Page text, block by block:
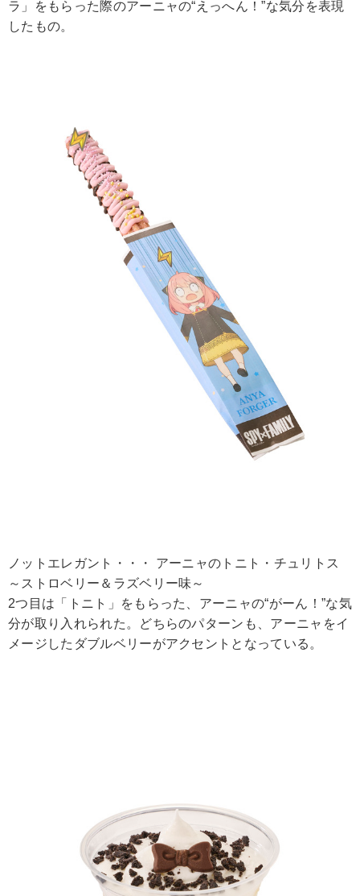
ラ」をもらった際のアーニャの“えっへん！”な気分を表現
したもの。
ノットエレガント・・・ アーニャのトニト・チュリトス
～ストロベリー＆ラズベリー味～
2つ目は「トニト」をもらった、アーニャの“がーん！”な気
分が取り入れられた。どちらのパターンも、アーニャをイ
メージしたダブルベリーがアクセントとなっている。